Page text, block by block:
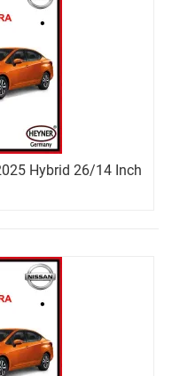
Hybrid 26/14 Inch